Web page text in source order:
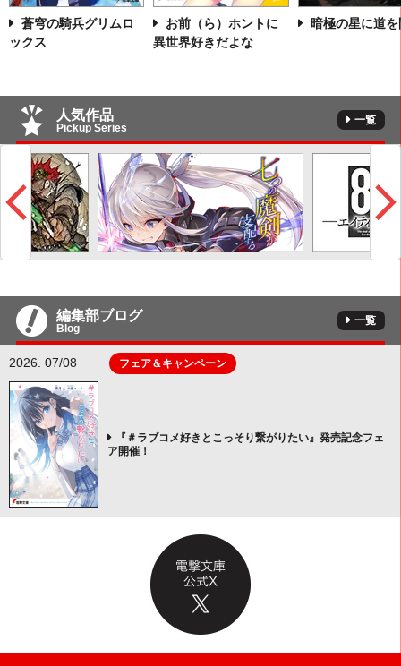
蒼穹の騎兵グリムロ
ックス
お前（ら）ホントに
異世界好きだよな
暗極の星に道を
人気作品
Pickup Series
一覧
編集部ブログ
Blog
一覧
2026. 07/08 フェア＆キャンペーン
『＃ラブコメ好きとこっそり繋がりたい』発売記念フェ
ア開催！